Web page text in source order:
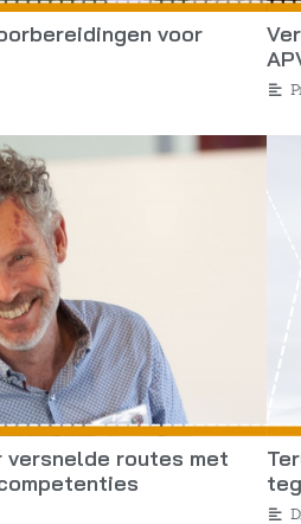
voor
routes met